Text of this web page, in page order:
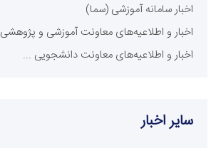
اخبار سامانه آموزشی (سما)
اخبار و اطلاعیه‌های معاونت آموزشی و پژوهشی
اخبار و اطلاعیه‌های معاونت دانشجویی ...
سایر اخبار